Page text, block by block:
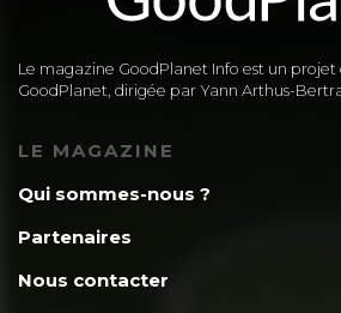
Le magazine GoodPlanet Info est un
GoodPlanet, dirigée par Yann Arthus-
LE MAGAZINE
Qui sommes-nous ?
Partenaires
Nous contacter